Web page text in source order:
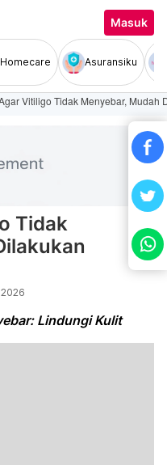
Masuk
Homecare Asuransiku
Vitiligo Tidak Menyebar, Mudah
Tidak
Lindungi Kulit